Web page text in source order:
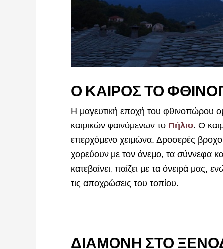
Ο ΚΑΙΡΟΣ ΤΟ
Η μαγευτική εποχή του φθινοπώρου
καιρικών φαινόμενων το Πήλιο. Ο
επερχόμενο χειμώνα. Δροσερές
χορεύουν με τον άνεμο, τα σύννεφα
κατεβαίνει, παίζει με τα όνειρά μας,
τις αποχρώσεις του τοπίου.
ΔΙΑΜΟΝΗ ΣΤΟ